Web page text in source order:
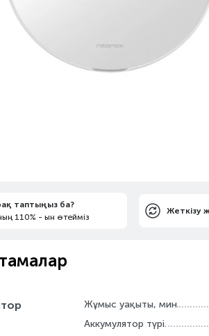
таптыңыз ба?
110% - ын өтейміз
Жеткізу
Жұмыс уақыты, мин
Аккумулятор түрі